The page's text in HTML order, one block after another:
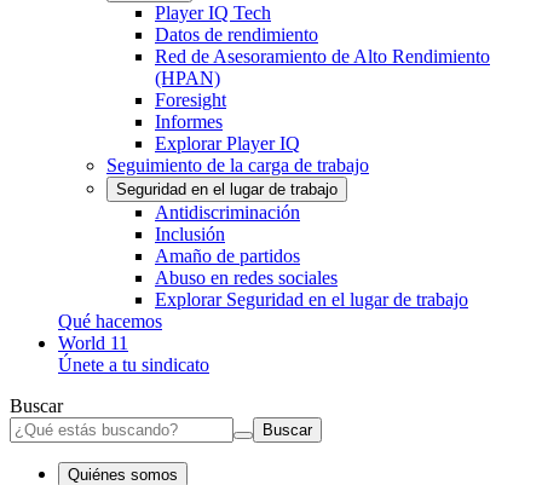
Player IQ Tech
Datos de rendimiento
Red de Asesoramiento de Alto Rendimiento
(HPAN)
Foresight
Informes
Explorar Player IQ
Seguimiento de la carga de trabajo
Seguridad en el lugar de trabajo
Antidiscriminación
Inclusión
Amaño de partidos
Abuso en redes sociales
Explorar Seguridad en el lugar de trabajo
Qué hacemos
World 11
Únete a tu sindicato
Buscar
Buscar
Quiénes somos